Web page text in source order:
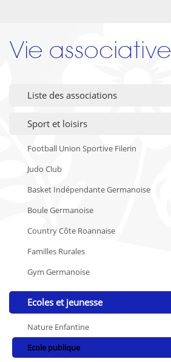
Vie associative
Liste des associations
Sport et loisirs
Football Union Sportive Filerin
Judo Club
Basket Indépendante Germanoise
Boule Germanoise
Country Côte Roannaise
Familles Rurales
Gym Germanoise
Ecoles et jeunesse
Nature Enfantine
Ecole publique